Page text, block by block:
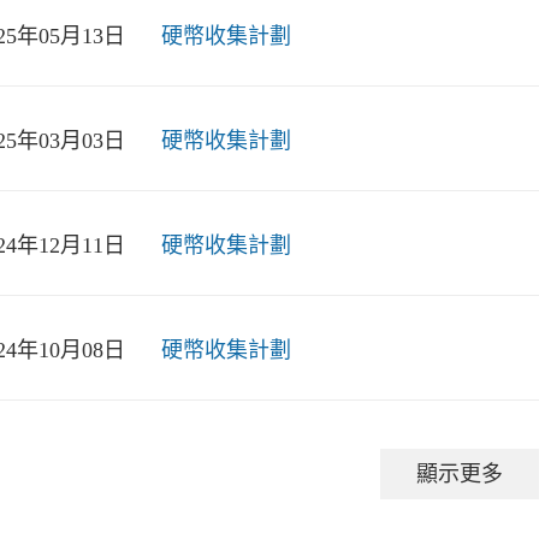
年05月13日 硬幣收集計劃
年03月03日 硬幣收集計劃
年12月11日 硬幣收集計劃
年10月08日 硬幣收集計劃
顯示更多